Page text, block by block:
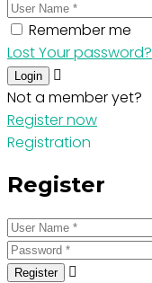
Remember me
Lost Your password?
Login
Not a member yet?
Register now
Registration
Register
Register